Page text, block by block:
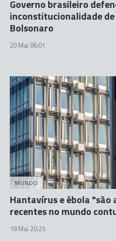
Governo brasileiro
inconstitucionalidade
Bolsonaro
20 Mai 06:01
MUNDO
Hantavírus e ébola "são
recentes no mundo
18 Mai 20:25